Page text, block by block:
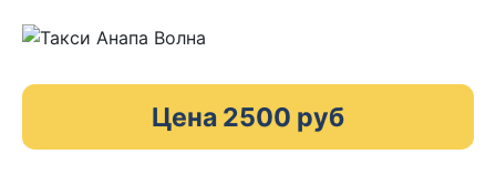
Цена 2500 руб